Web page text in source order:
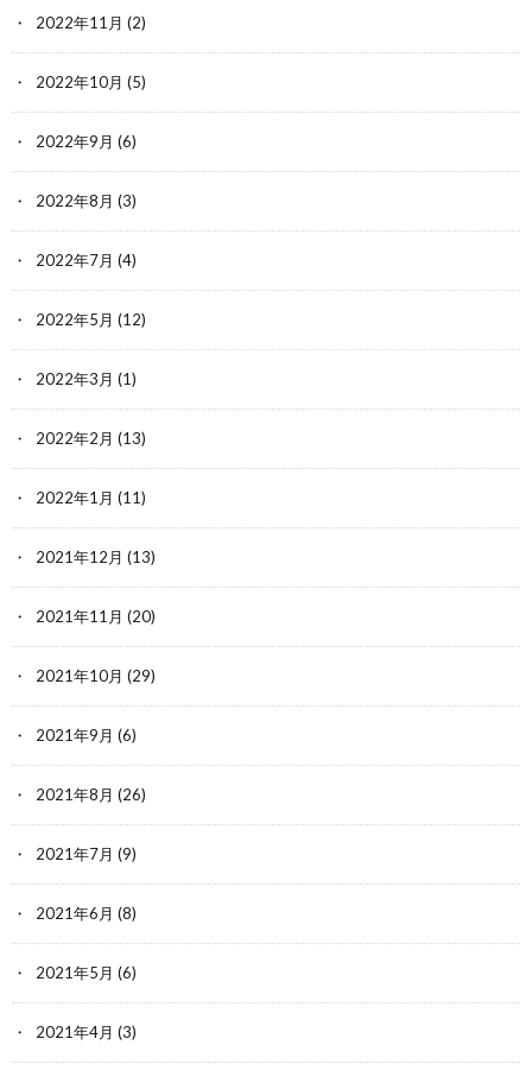
2022年11月 (2)
2022年10月 (5)
2022年9月 (6)
2022年8月 (3)
2022年7月 (4)
2022年5月 (12)
2022年3月 (1)
2022年2月 (13)
2022年1月 (11)
2021年12月 (13)
2021年11月 (20)
2021年10月 (29)
2021年9月 (6)
2021年8月 (26)
2021年7月 (9)
2021年6月 (8)
2021年5月 (6)
2021年4月 (3)